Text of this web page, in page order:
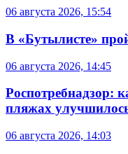
06 августа 2026, 15:54
В «Бутылисте»
06 августа 2026, 14:45
Роспотребнадзор:
пляжах
06 августа 2026, 14:03